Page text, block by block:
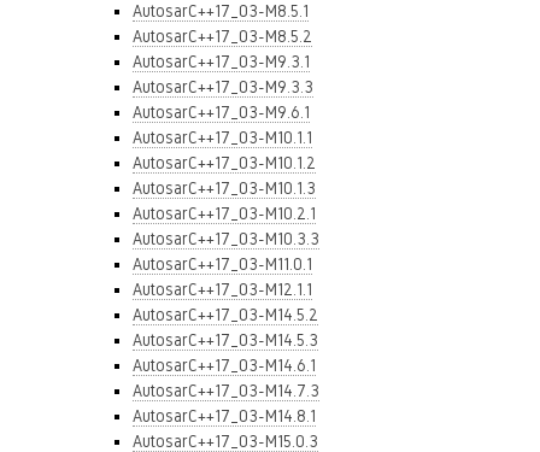
AutosarC++17_03-M8.5.1
AutosarC++17_03-M8.5.2
AutosarC++17_03-M9.3.1
AutosarC++17_03-M9.3.3
AutosarC++17_03-M9.6.1
AutosarC++17_03-M10.1.1
AutosarC++17_03-M10.1.2
AutosarC++17_03-M10.1.3
AutosarC++17_03-M10.2.1
AutosarC++17_03-M10.3.3
AutosarC++17_03-M11.0.1
AutosarC++17_03-M12.1.1
AutosarC++17_03-M14.5.2
AutosarC++17_03-M14.5.3
AutosarC++17_03-M14.6.1
AutosarC++17_03-M14.7.3
AutosarC++17_03-M14.8.1
AutosarC++17_03-M15.0.3